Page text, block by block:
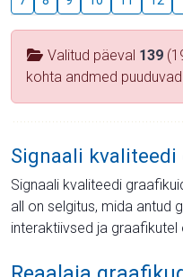
Valitud päeval 139
kohta andmed puuduvad
Signaali kvaliteedi
Signaali kvaliteedi
all on selgitus, mida antud
interaktiivsed ja graafikutel